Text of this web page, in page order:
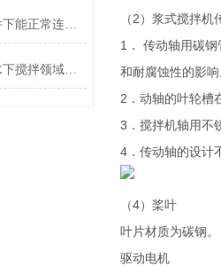
（2）浆式搅拌机
1． 传动轴用碳
和耐腐蚀性的影
2．动轴的叶轮槽
3．搅拌机轴用不
4．传动轴的设计
（4）桨叶
叶片材质为碳钢。
驱动电机
螺旋压榨机在什么条件下能正常连续运行？
冲压式潜水搅拌机：水下搅拌领域的得力助手